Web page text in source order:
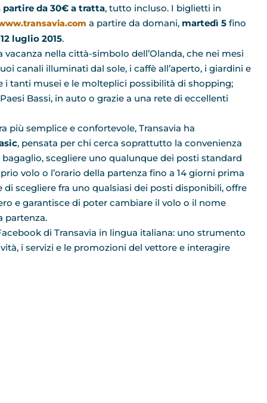
partire da 30€ a tratta, tutto incluso. I biglietti in
a partire da domani, martedì 5 fino
luglio 2015.
nella città-simbolo dell’Olanda, che nei mesi
canali illuminati dal sole, i caffè all’aperto, i giardini e
tanti musei e le molteplici possibilità di shopping;
Bassi, in auto o grazie a una rete di eccellenti
più semplice e confortevole, Transavia ha
, pensata per chi cerca soprattutto la convenienza
scegliere uno qualunque dei posti standard
volo o l’orario della partenza fino a 14 giorni prima
di scegliere fra uno qualsiasi dei posti disponibili, offre
e garantisce di poter cambiare il volo o il nome
partenza.
di Transavia in lingua italiana: uno strumento
i servizi e le promozioni del vettore e interagire